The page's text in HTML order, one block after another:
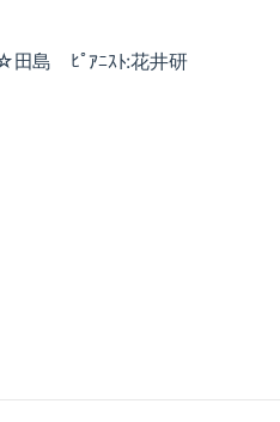
田島 ﾋﾟｱﾆｽﾄ:花井研